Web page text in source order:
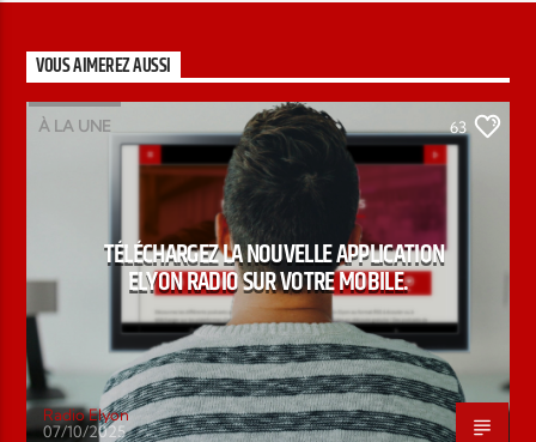
VOUS AIMEREZ AUSSI
À LA UNE 63
TÉLÉCHARGEZ LA NOUVELLE APPLICATION
ELYON RADIO SUR VOTRE MOBILE.
Radio Elyon
07/10/2025